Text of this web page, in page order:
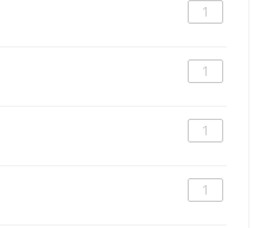
1
1
1
1